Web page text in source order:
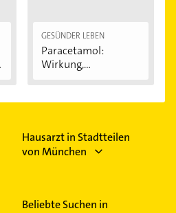
GESÜNDER LEBEN
Paracetamol:
Wirkung,
Hausarzt in Stadtteilen
von München
Beliebte Suchen in